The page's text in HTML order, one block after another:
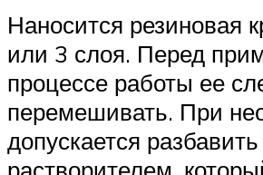
Наносится резиновая
или 3 слоя. Перед
процессе работы ее
перемешивать. При
допускается разбавить